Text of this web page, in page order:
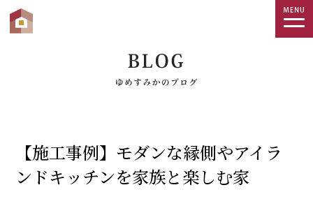
【施工事例】モダンな縁側やアイラ
ンドキッチンを家族と楽しむ家